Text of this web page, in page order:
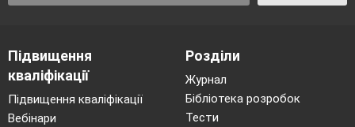
Підвищення
кваліфікації
Підвищення кваліфікації
Вебінари
Розділи
Журнал
Бібліотека розробок
Тести